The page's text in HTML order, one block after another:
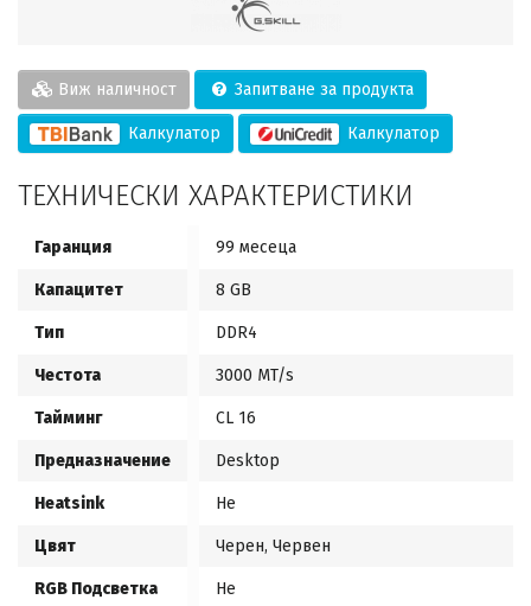
Виж наличност Запитване за продукта
Калкулатор Калкулатор
ТЕХНИЧЕСКИ ХАРАКТЕРИСТИКИ
Гаранция 99 месеца
Капацитет 8 GB
Тип DDR4
Честота 3000 MT/s
Тайминг CL 16
Предназначение Desktop
Heatsink Не
Цвят Черен, Червен
RGB Подсветка Не